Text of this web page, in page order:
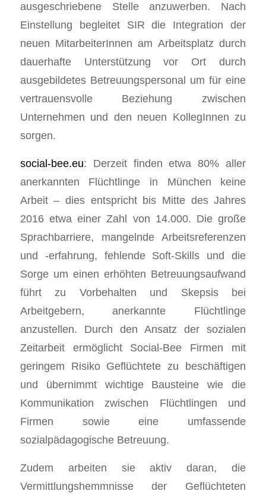
ausgeschriebene Stelle anzuwerben. Nach
Einstellung begleitet SIR die Integration der
neuen MitarbeiterInnen am Arbeitsplatz durch
dauerhafte Unterstützung vor Ort durch
ausgebildetes Betreuungspersonal um für eine
vertrauensvolle Beziehung zwischen
Unternehmen und den neuen KollegInnen zu
sorgen.
social-bee.eu: Derzeit finden etwa 80% aller
anerkannten Flüchtlinge in München keine
Arbeit – dies entspricht bis Mitte des Jahres
2016 etwa einer Zahl von 14.000. Die große
Sprachbarriere, mangelnde Arbeitsreferenzen
und -erfahrung, fehlende Soft-Skills und die
Sorge um einen erhöhten Betreuungsaufwand
führt zu Vorbehalten und Skepsis bei
Arbeitgebern, anerkannte Flüchtlinge
anzustellen. Durch den Ansatz der sozialen
Zeitarbeit ermöglicht Social-Bee Firmen mit
geringem Risiko Geflüchtete zu beschäftigen
und übernimmt wichtige Bausteine wie die
Kommunikation zwischen Flüchtlingen und
Firmen sowie eine umfassende
sozialpädagogische Betreuung.
Zudem arbeiten sie aktiv daran, die
Vermittlungshemmnisse der Geflüchteten